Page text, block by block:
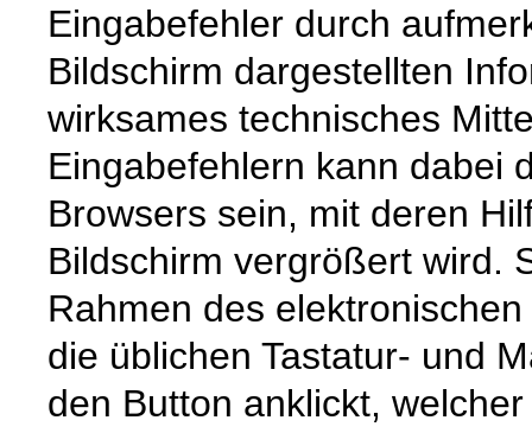
Eingabefehler durch
Bildschirm dargestellten
wirksames technisches
Eingabefehlern kann dabei
Browsers sein, mit deren
Bildschirm vergrößert wird.
Rahmen des
die üblichen Tastatur- und
den Button anklickt,